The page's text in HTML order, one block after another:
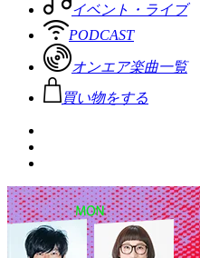
イベント・ライブ
PODCAST
オンエア楽曲一覧
買い物をする